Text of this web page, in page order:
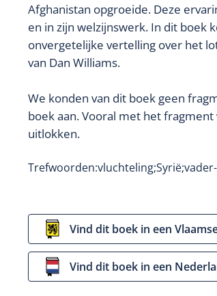
Afghanistan opgroeide. Deze
en in zijn welzijnswerk. In dit boek
onvergetelijke vertelling over het
van Dan Williams.
We konden van dit boek geen
boek aan. Vooral met het
uitlokken.
Trefwoorden:vluchteling;Syrië;
Vind dit boek in een
Vind dit boek in een